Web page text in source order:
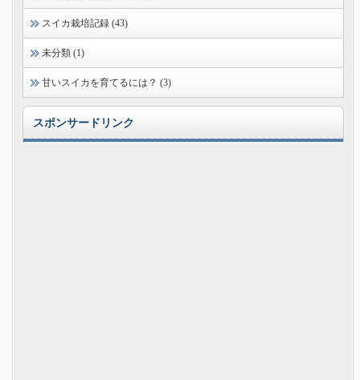
スイカ栽培記録 (43)
未分類 (1)
甘いスイカを育てるには？ (3)
スポンサードリンク